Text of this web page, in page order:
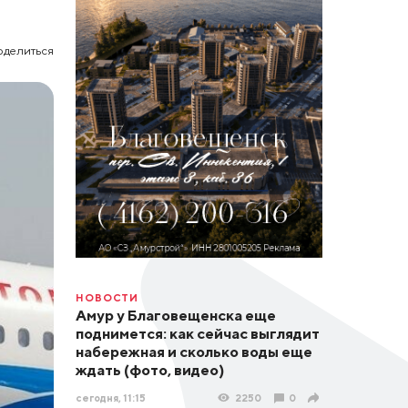
НОВОСТИ
Амур у Благовещенска еще
поднимется: как сейчас выглядит
набережная и сколько воды еще
ждать (фото, видео)
сегодня, 11:15 2250 0